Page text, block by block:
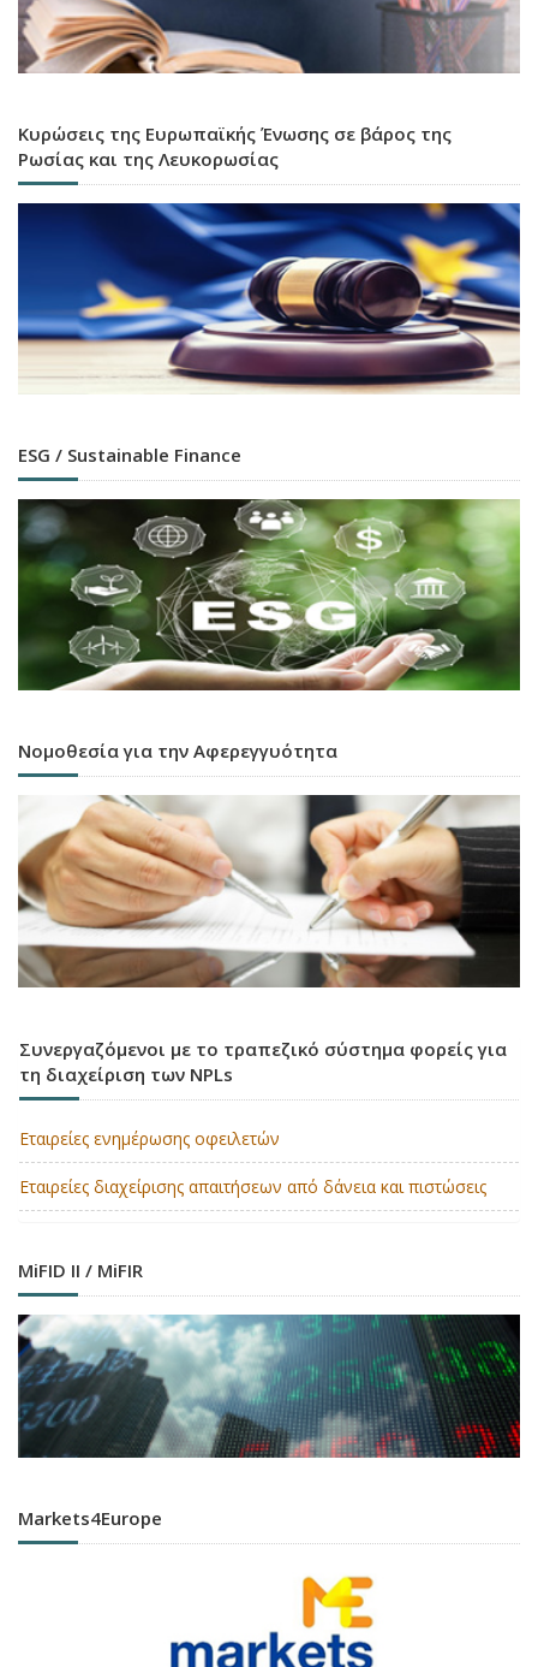
Κυρώσεις της Ευρωπαϊκής Ένωσης σε βάρος της
Ρωσίας και της Λευκορωσίας
ESG / Sustainable Finance
Νομοθεσία για την Αφερεγγυότητα
Συνεργαζόμενοι με το τραπεζικό σύστημα φορείς για
τη διαχείριση των NPLs
Εταιρείες ενημέρωσης οφειλετών
Εταιρείες διαχείρισης απαιτήσεων από δάνεια και πιστώσεις
MiFID II / MiFIR
Markets4Europe